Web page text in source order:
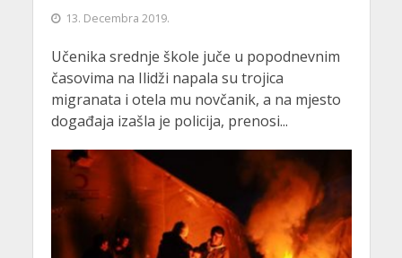
13. Decembra 2019.
Učenika srednje škole juče u popodnevnim
časovima na Ilidži napala su trojica
migranata i otela mu novčanik, a na mjesto
događaja izašla je policija, prenosi...